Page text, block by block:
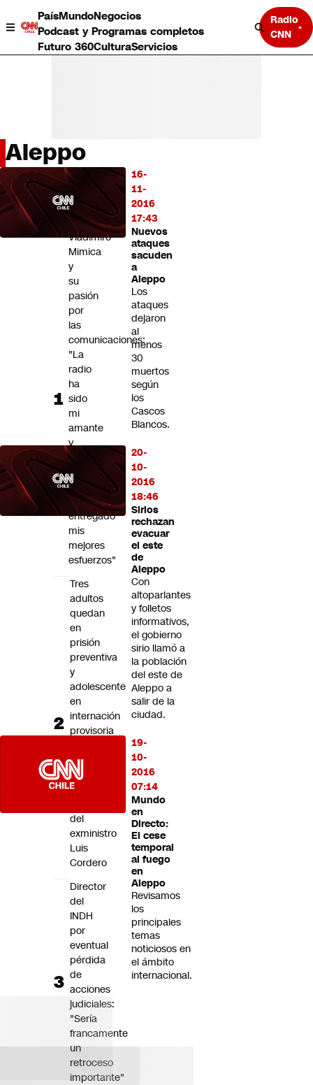
PaísMundoNegocios
Podcast y Programas completos
Futuro 360CulturaServicios
Radio
CNN
País
Mundo
Negocios
Deportes
Programas completos
CNN tiempo
Aleppo
16-
11-
2016
17:43
Nuevos
ataques
sacuden
a
Aleppo
Los
ataques
dejaron
al
menos
30
muertos
según
los
Cascos
Blancos.
20-
10-
2016
18:46
Sirios
rechazan
evacuar
el este
de
Aleppo
Con
altoparlantes
y folletos
informativos,
el gobierno
sirio llamó a
la población
del este de
Aleppo a
salir de la
ciudad.
19-
10-
2016
07:14
Mundo
en
Directo:
El cese
temporal
al fuego
en
Aleppo
Revisamos
los
principales
temas
noticiosos en
el ámbito
internacional.
LO
MÁS
LEÍDO
Vladimiro
Mimica
y
su
pasión
por
las
comunicaciones:
"La
radio
ha
sido
mi
amante
y
a
ella
le
he
entregado
mis
mejores
esfuerzos"
Tres
adultos
quedan
en
prisión
preventiva
y
adolescente
en
internación
provisoria
encerrona
frustrada
a
del
exministro
Luis
Cordero
Director
del
INDH
por
eventual
pérdida
de
acciones
judiciales:
"Sería
francamente
un
retroceso
importante"